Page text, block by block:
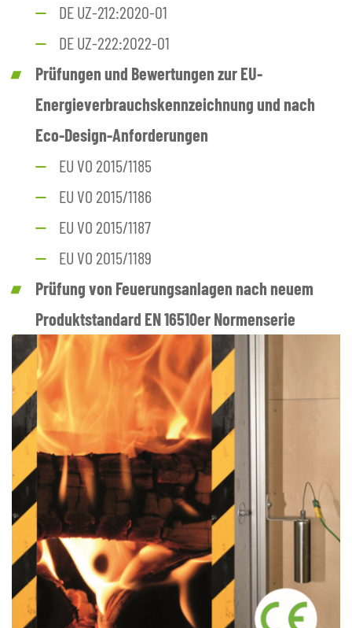
DE UZ-212:2020-01
DE UZ-222:2022-01
Prüfungen und Bewertungen zur EU-
Energieverbrauchskennzeichnung und nach
Eco-Design-Anforderungen
EU VO 2015/1185
EU VO 2015/1186
EU VO 2015/1187
EU VO 2015/1189
Prüfung von Feuerungsanlagen nach neuem
Produktstandard EN 16510er Normenserie